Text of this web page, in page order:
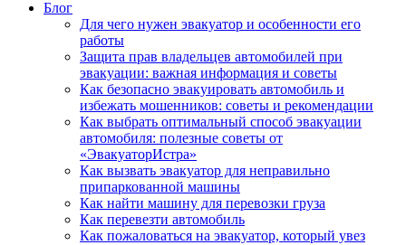
Блог
Для чего нужен эвакуатор и особенности его
работы
Защита прав владельцев автомобилей при
эвакуации: важная информация и советы
Как безопасно эвакуировать автомобиль и
избежать мошенников: советы и рекомендации
Как выбрать оптимальный способ эвакуации
автомобиля: полезные советы от
«ЭвакуаторИстра»
Как вызвать эвакуатор для неправильно
припаркованной машины
Как найти машину для перевозки груза
Как перевезти автомобиль
Как пожаловаться на эвакуатор, который увез